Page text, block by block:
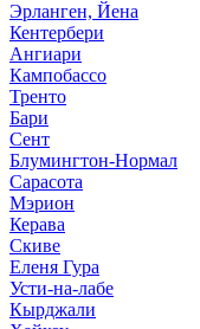
Эрланген, Йена
Кентербери
Ангиари
Кампобассо
Тренто
Бари
Сент
Блумингтон-Нормал
Сарасота
Мэрион
Керава
Скиве
Еленя Гура
Усти-на-лабе
Кырджали